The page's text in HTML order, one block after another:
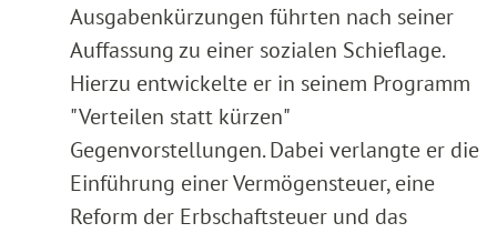
Ausgabenkürzungen führten nach seiner
Auffassung zu einer sozialen Schieflage.
Hierzu entwickelte er in seinem Programm
"Verteilen statt kürzen"
Gegenvorstellungen. Dabei verlangte er die
Einführung einer Vermögensteuer, eine
Reform der Erbschaftsteuer und das